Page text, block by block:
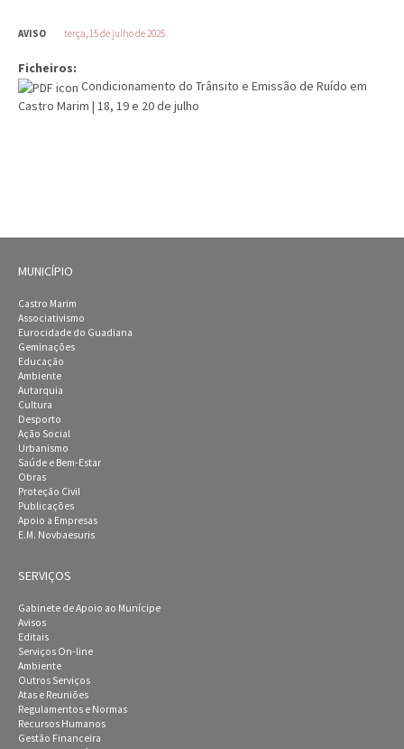
AVISO terça, 15 de julho de 2025
Ficheiros:
Condicionamento do Trânsito e Emissão de Ruído em
Castro Marim | 18, 19 e 20 de julho
MUNICÍPIO
Castro Marim
Associativismo
Eurocidade do Guadiana
Geminações
Educação
Ambiente
Autarquia
Cultura
Desporto
Ação Social
Urbanismo
Saúde e Bem-Estar
Obras
Proteção Civil
Publicações
Apoio a Empresas
E.M. Novbaesuris
SERVIÇOS
Gabinete de Apoio ao Munícipe
Avisos
Editais
Serviços On-line
Ambiente
Outros Serviços
Atas e Reuniões
Regulamentos e Normas
Recursos Humanos
Gestão Financeira